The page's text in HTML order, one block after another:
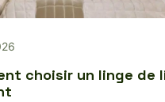
choisir un linge